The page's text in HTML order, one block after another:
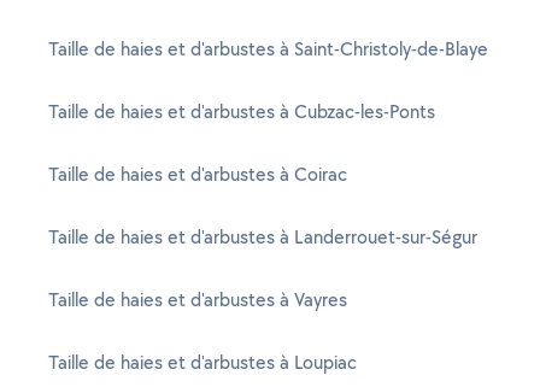
Taille de haies et d'arbustes à Saint-Christoly-de-Blaye
Taille de haies et d'arbustes à Cubzac-les-Ponts
Taille de haies et d'arbustes à Coirac
Taille de haies et d'arbustes à Landerrouet-sur-Ségur
Taille de haies et d'arbustes à Vayres
Taille de haies et d'arbustes à Loupiac